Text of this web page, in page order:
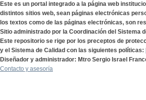
Este es un portal integrado a la página web
distintos sitios web, sean páginas electrónicas
los textos como de las páginas electrónicas, son
Sitio administrado por la Coordinación del Sistema
Este repositorio se rige por los preceptos de
y el Sistema de Calidad con las siguientes políticas:
Diseñador y administrador: Mtro Sergio Israel
Contacto y asesoría